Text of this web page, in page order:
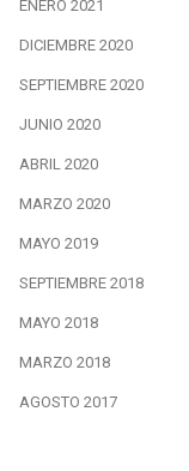
ENERO 2021
DICIEMBRE 2020
SEPTIEMBRE 2020
JUNIO 2020
ABRIL 2020
MARZO 2020
MAYO 2019
SEPTIEMBRE 2018
MAYO 2018
MARZO 2018
AGOSTO 2017